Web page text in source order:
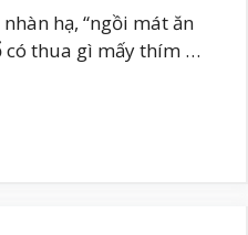
hạ, “ngồi mát ăn
có thua gì mấy thím …